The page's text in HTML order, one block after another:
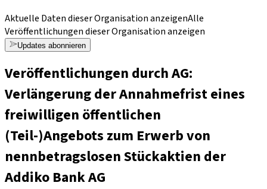
Aktuelle Daten dieser Organisation anzeigenAlle
Veröffentlichungen dieser Organisation anzeigen
Updates abonnieren
Veröffentlichungen durch AG:
Verlängerung der Annahmefrist eines
freiwilligen öffentlichen
(Teil-)Angebots zum Erwerb von
nennbetragslosen Stückaktien der
Addiko Bank AG